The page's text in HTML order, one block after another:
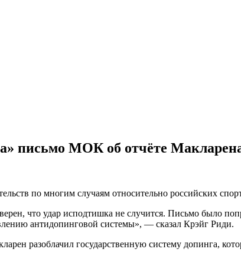
письмо МОК об отчёте
по многим случаям относительно российских
что удар исподтишка не случится. Письмо было
антидопинговой системы», — сказал Крэйг Риди.
разоблачил государственную систему допинга,